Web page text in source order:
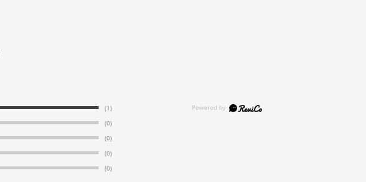
(1)
(0)
(0)
(0)
(0)